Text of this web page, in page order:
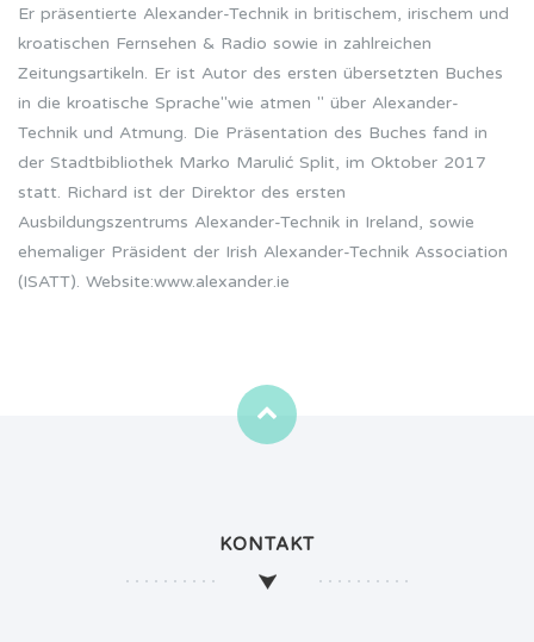
Er präsentierte Alexander-Technik in britischem, irischem und
kroatischen Fernsehen & Radio sowie in zahlreichen
Zeitungsartikeln. Er ist Autor des ersten übersetzten Buches
in die kroatische Sprache"wie atmen " über Alexander-
Technik und Atmung. Die Präsentation des Buches fand in
der Stadtbibliothek Marko Marulić Split, im Oktober 2017
statt. Richard ist der Direktor des ersten
Ausbildungszentrums Alexander-Technik in Ireland, sowie
ehemaliger Präsident der Irish Alexander-Technik Association
(ISATT). Website:www.alexander.ie
KONTAKT